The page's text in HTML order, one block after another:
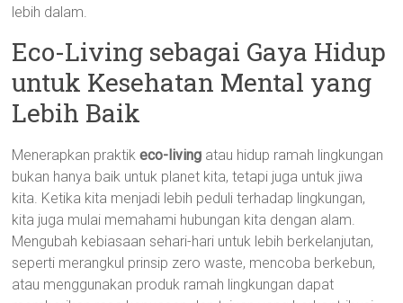
lebih dalam.
Eco-Living sebagai Gaya Hidup
untuk Kesehatan Mental yang
Lebih Baik
Menerapkan praktikeco-living atau hidup ramah lingkungan
bukan hanya baik untuk planet kita, tetapi juga untuk jiwa
kita. Ketika kita menjadi lebih peduli terhadap lingkungan,
kita juga mulai memahami hubungan kita dengan alam.
Mengubah kebiasaan sehari-hari untuk lebih berkelanjutan,
seperti merangkul prinsip zero waste, mencoba berkebun,
atau menggunakan produk ramah lingkungan dapat